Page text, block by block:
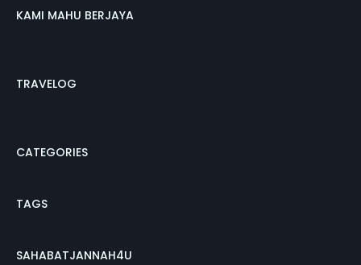
KAMI MAHU BERJAYA
TRAVELOG
CATEGORIES
TAGS
SAHABATJANNAH4U